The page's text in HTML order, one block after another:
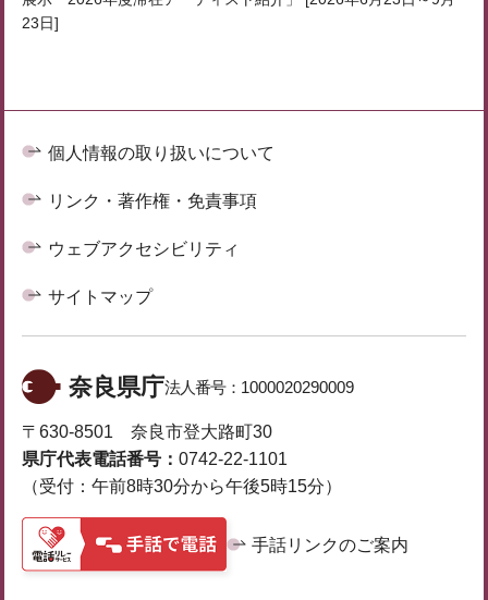
23日]
個人情報の取り扱いについて
リンク・著作権・免責事項
ウェブアクセシビリティ
サイトマップ
奈良県庁法人番号： 1000020290009
〒630-8501 奈良市登大路町30
県庁代表電話番号： 0742-22-1101
（受付：午前8時30分から午後5時15分）
手話リンクのご案内